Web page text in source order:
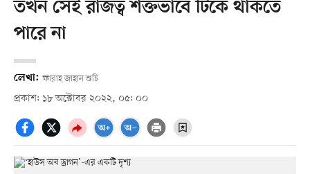
তখন সেই রাজত্ব শক্তভাবে টিকে থাকতে
পারে না
লেখা: ফারাহ জাহান শুচি
প্রকাশ: ১৮ অক্টোবর ২০২২, ০৫: ০০